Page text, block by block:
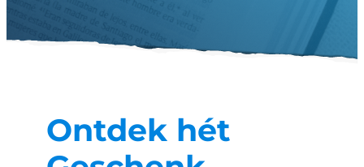
Ontdek hét